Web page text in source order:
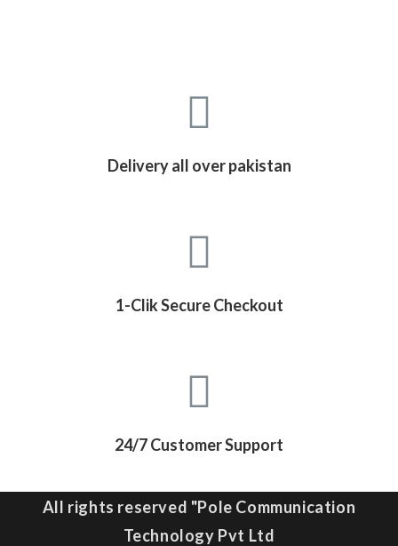
Delivery all over pakistan
1-Clik Secure Checkout
24/7 Customer Support
All rights reserved "Pole Communication
Technology Pvt Ltd